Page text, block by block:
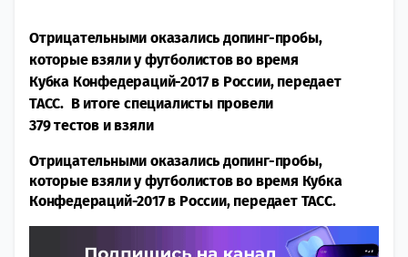
Отрицательными оказались допинг-пробы,
которые взяли у футболистов во время
Кубка Конфедераций-2017 в России, передает
ТАСС. В итоге специалисты провели
379 тестов и взяли
Отрицательными оказались допинг-пробы,
которые взяли у футболистов во время Кубка
Конфедераций-2017 в России, передает ТАСС.